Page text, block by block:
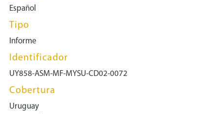
Español
Tipo
Informe
Identificador
UY858-ASM-MF-MYSU-CD02-0072
Cobertura
Uruguay